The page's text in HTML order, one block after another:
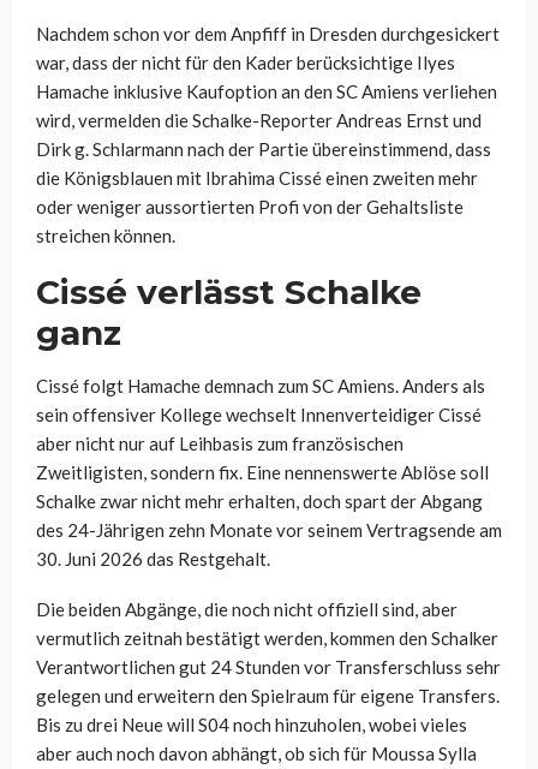
Nachdem schon vor dem Anpfiff in Dresden durchgesickert
war, dass der nicht für den Kader berücksichtige Ilyes
Hamache inklusive Kaufoption an den SC Amiens verliehen
wird, vermelden die Schalke-Reporter Andreas Ernst und
Dirk g. Schlarmann nach der Partie übereinstimmend, dass
die Königsblauen mit Ibrahima Cissé einen zweiten mehr
oder weniger aussortierten Profi von der Gehaltsliste
streichen können.
Cissé verlässt Schalke
ganz
Cissé folgt Hamache demnach zum SC Amiens. Anders als
sein offensiver Kollege wechselt Innenverteidiger Cissé
aber nicht nur auf Leihbasis zum französischen
Zweitligisten, sondern fix. Eine nennenswerte Ablöse soll
Schalke zwar nicht mehr erhalten, doch spart der Abgang
des 24-Jährigen zehn Monate vor seinem Vertragsende am
30. Juni 2026 das Restgehalt.
Die beiden Abgänge, die noch nicht offiziell sind, aber
vermutlich zeitnah bestätigt werden, kommen den Schalker
Verantwortlichen gut 24 Stunden vor Transferschluss sehr
gelegen und erweitern den Spielraum für eigene Transfers.
Bis zu drei Neue will S04 noch hinzuholen, wobei vieles
aber auch noch davon abhängt, ob sich für Moussa Sylla